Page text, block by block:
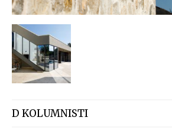
D KOLUMNISTI